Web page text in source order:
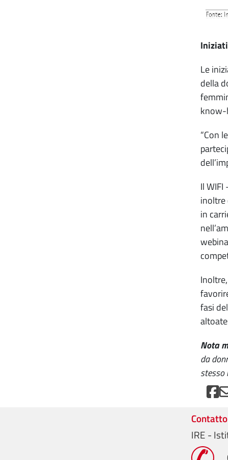
Le
della
know-
“Con
Il
inoltre
in
fasi
Nota
da
stesso
Contatto
IRE -